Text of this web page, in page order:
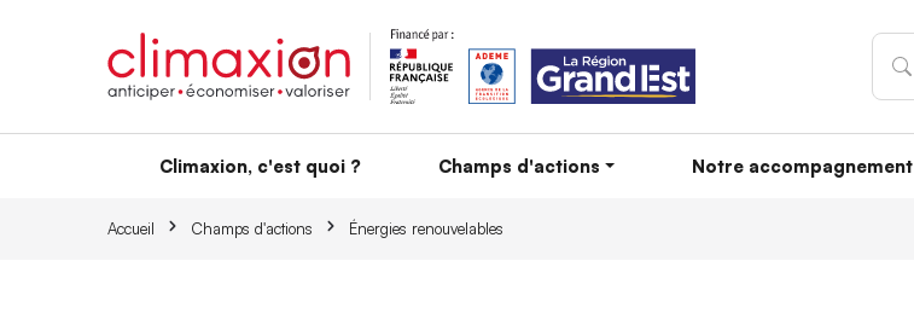
Climaxion, c'est quoi ? Champs d'actions Notre accompagnement
Accueil Champs d'actions Énergies renouvelables